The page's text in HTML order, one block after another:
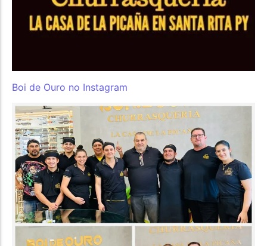
Boi de Ouro no Instagram